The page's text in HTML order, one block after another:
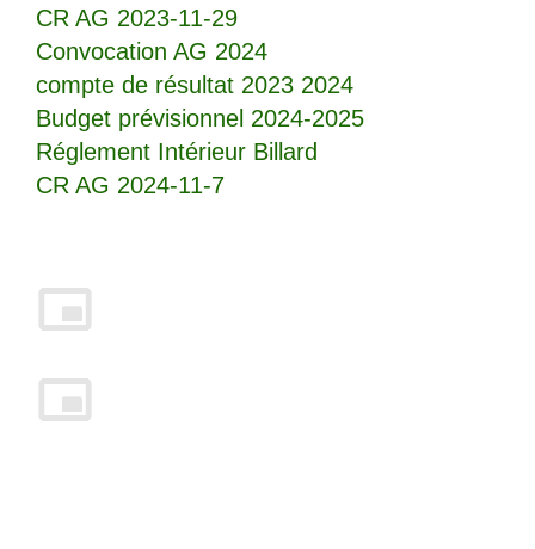
CR AG 2023-11-29
Convocation AG 2024
compte de résultat 2023 2024
Budget prévisionnel 2024-2025
Réglement Intérieur Billard
CR AG 2024-11-7